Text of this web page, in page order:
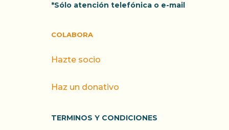
*Sólo atención telefónica o e-mail
COLABORA
Hazte socio
Haz un donativo
TERMINOS Y CONDICIONES